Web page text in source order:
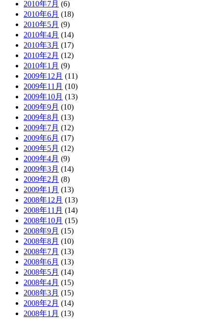
2010年7月 (6)
2010年6月 (18)
2010年5月 (9)
2010年4月 (14)
2010年3月 (17)
2010年2月 (12)
2010年1月 (9)
2009年12月 (11)
2009年11月 (10)
2009年10月 (13)
2009年9月 (10)
2009年8月 (13)
2009年7月 (12)
2009年6月 (17)
2009年5月 (12)
2009年4月 (9)
2009年3月 (14)
2009年2月 (8)
2009年1月 (13)
2008年12月 (13)
2008年11月 (14)
2008年10月 (15)
2008年9月 (15)
2008年8月 (10)
2008年7月 (13)
2008年6月 (13)
2008年5月 (14)
2008年4月 (15)
2008年3月 (15)
2008年2月 (14)
2008年1月 (13)